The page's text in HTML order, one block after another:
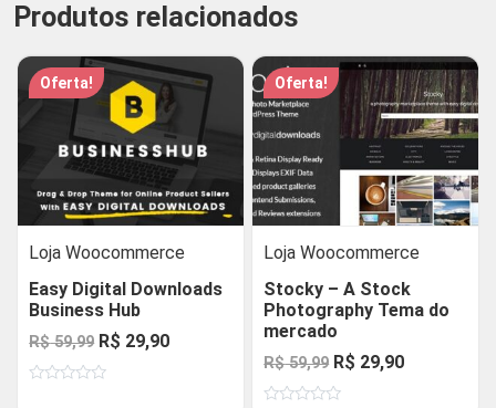
Produtos relacionados
Oferta!
Loja Woocommerce
Easy Digital Downloads
Business Hub
R$59,99 O
preço
R$ 29,90O
Oferta!
Loja Woocommerce
Stocky – A Stock
Photography Tema do
mercado
R$59,99 O
preço
R$ 29,90O